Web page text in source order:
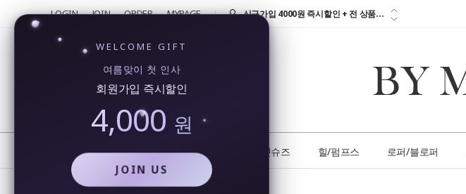
LOGIN JOIN ORDER MYPAGE
반품 및 교환 신청시 참고하세요!!!...
반품 및 교환 신청시 참고하세요!!!...
NEW BEST 플랫슈즈 힐/펌프스 로퍼/블로퍼
에나멜 스퀘어토 골드버튼 스트랩 메리제인 플랫슈즈
WELCOME GIFT
여름맞이 첫 인사
회원가입 즉시할인
4,000 원
JOIN US